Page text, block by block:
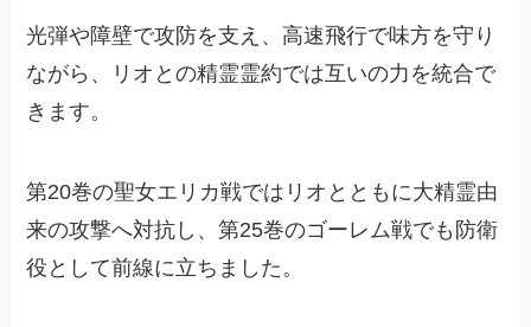
光弾や障壁で攻防を支え、高速飛行で味方を守り
ながら、リオとの精霊霊約では互いの力を統合で
きます。
第20巻の聖女エリカ戦ではリオとともに大精霊由
来の攻撃へ対抗し、第25巻のゴーレム戦でも防衛
役として前線に立ちました。